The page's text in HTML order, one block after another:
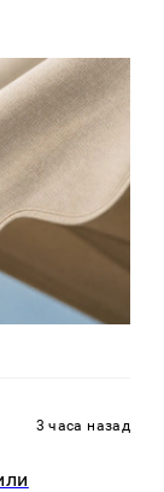
3 часа назад